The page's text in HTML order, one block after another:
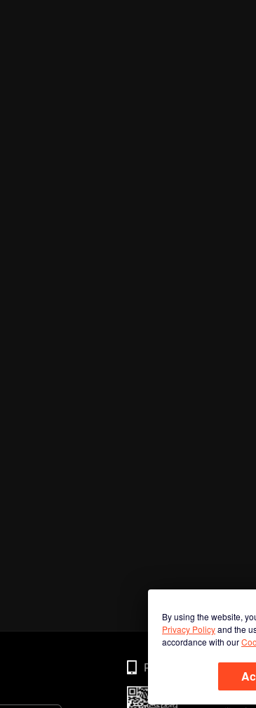
By using the website,
Privacy Policyand the
accordance with our
Phone